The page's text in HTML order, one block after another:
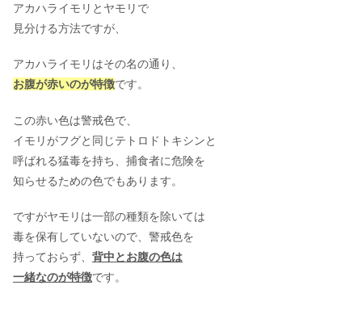
アカハライモリとヤモリで
見分ける方法ですが、
アカハライモリはその名の通り、
お腹が赤いのが特徴です。
この赤い色は警戒色で、
イモリがフグと同じテトロドトキシンと
呼ばれる猛毒を持ち、捕食者に危険を
知らせるための色でもあります。
ですがヤモリは一部の種類を除いては
毒を保有していないので、警戒色を
持っておらず、 背中とお腹の色は
一緒なのが特徴です。